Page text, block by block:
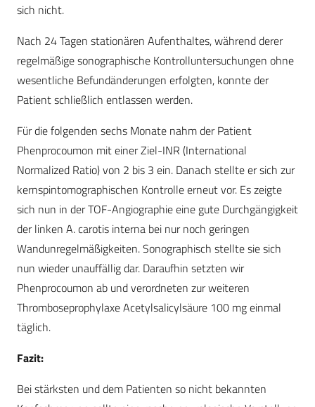
sich nicht.
Nach 24 Tagen stationären Aufenthaltes, während derer
regelmäßige sonographische Kontrolluntersuchungen ohne
wesentliche Befundänderungen erfolgten, konnte der
Patient schließlich entlassen werden.
Für die folgenden sechs Monate nahm der Patient
Phenprocoumon mit einer Ziel-INR (International
Normalized Ratio) von 2 bis 3 ein. Danach stellte er sich zur
kernspintomographischen Kontrolle erneut vor. Es zeigte
sich nun in der TOF-Angiographie eine gute Durchgängigkeit
der linken A. carotis interna bei nur noch geringen
Wandunregelmäßigkeiten. Sonographisch stellte sie sich
nun wieder unauffällig dar. Daraufhin setzten wir
Phenprocoumon ab und verordneten zur weiteren
Thromboseprophylaxe Acetylsalicylsäure 100 mg einmal
täglich.
Fazit:
Bei stärksten und dem Patienten so nicht bekannten